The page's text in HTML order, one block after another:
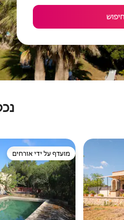
חיפוש
מועדף על ידי אורחים
מועדף על ידי אורחים